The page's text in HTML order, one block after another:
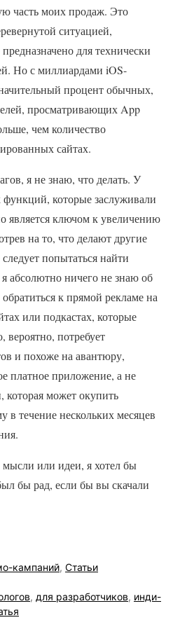
часть моих продаж. Это
ситуацией,
для технически
Но с миллиардами iOS-
процент обычных,
просматривающих App
чем количество
сайтах.
я не знаю, что делать. У
которые заслуживали
является ключом к увеличению
на то, что делают другие
попытаться найти
абсолютно ничего не знаю об
к прямой рекламе на
или подкастах, которые
потребует
и похоже на авантюру,
платное приложение, а не
которая может окупить
в течение нескольких месяцев
мысли или идеи, я хотел бы
бы рад, если бы вы скачали
кампаний, Статьи
, для разработчиков, инди-